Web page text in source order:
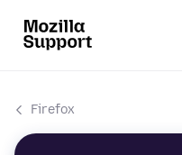
Firefox